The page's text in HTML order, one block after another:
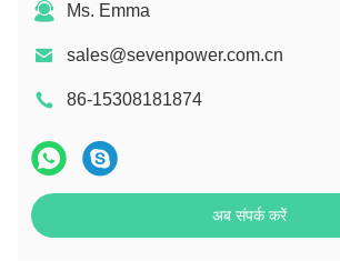
Ms. Emma
sales@sevenpower.com.cn
86-15308181874
अब संपर्क करें